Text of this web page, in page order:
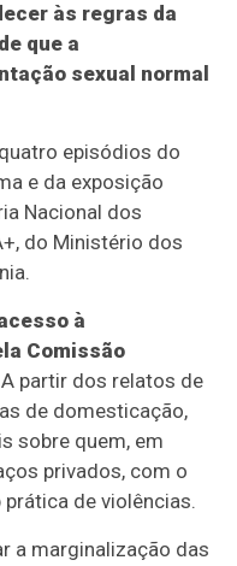
às regras da
que a
sexual normal
episódios do
e da exposição
Nacional dos
do Ministério dos
à
Comissão
A partir dos relatos de
de domesticação,
sobre quem, em
privados, com o
de violências.
a marginalização das